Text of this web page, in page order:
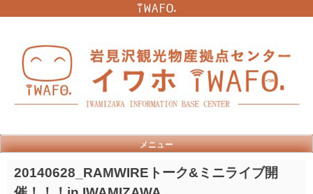
メニュー
20140628_RAMWIREトーク&ミニライブ開